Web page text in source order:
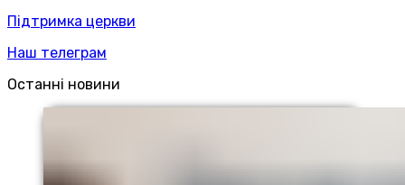
Підтримка церкви
Наш телеграм
Останні новини